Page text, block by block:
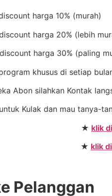
harga 10% (murah)
harga 20% (lebih
harga 30% (paling
khusus di setiap
Abon silahkan Kontak
Kulak dan mau tanya-
★ klik
★ klik
Pelanggan